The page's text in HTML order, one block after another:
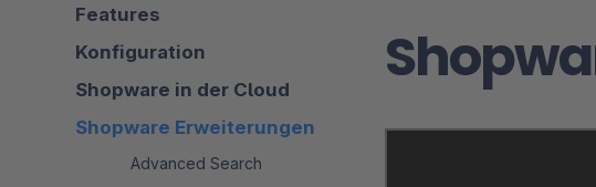
Features
Konfiguration
Shopware in der Cloud
Shopware Erweiterungen
Advanced Search